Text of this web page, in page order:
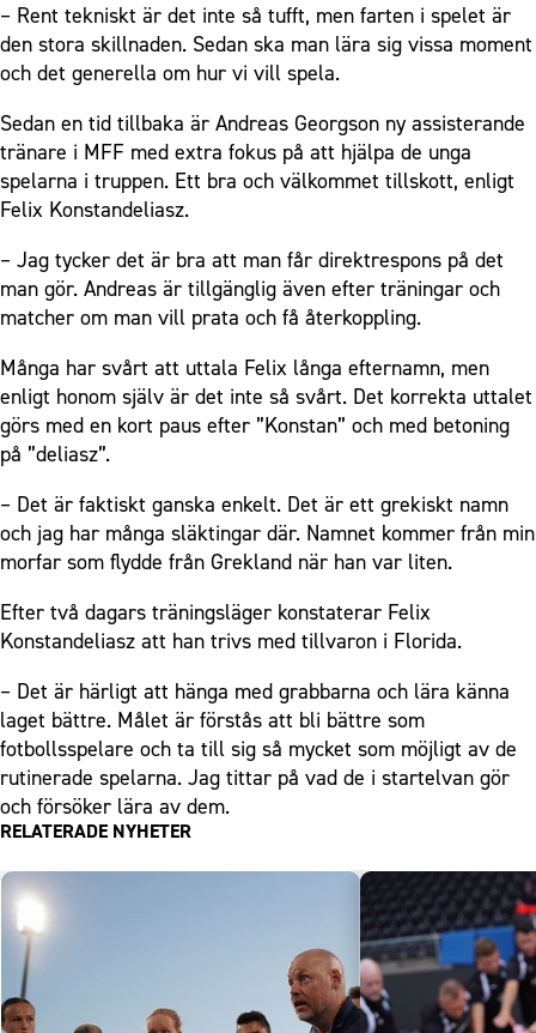
– Rent tekniskt är det inte så tufft, men farten i spelet är
den stora skillnaden. Sedan ska man lära sig vissa moment
och det generella om hur vi vill spela.
Sedan en tid tillbaka är Andreas Georgson ny assisterande
tränare i MFF med extra fokus på att hjälpa de unga
spelarna i truppen. Ett bra och välkommet tillskott, enligt
Felix Konstandeliasz.
– Jag tycker det är bra att man får direktrespons på det
man gör. Andreas är tillgänglig även efter träningar och
matcher om man vill prata och få återkoppling.
Många har svårt att uttala Felix långa efternamn, men
enligt honom själv är det inte så svårt. Det korrekta uttalet
görs med en kort paus efter ”Konstan” och med betoning
på ”deliasz”.
– Det är faktiskt ganska enkelt. Det är ett grekiskt namn
och jag har många släktingar där. Namnet kommer från min
morfar som flydde från Grekland när han var liten.
Efter två dagars träningsläger konstaterar Felix
Konstandeliasz att han trivs med tillvaron i Florida.
– Det är härligt att hänga med grabbarna och lära känna
laget bättre. Målet är förstås att bli bättre som
fotbollsspelare och ta till sig så mycket som möjligt av de
rutinerade spelarna. Jag tittar på vad de i startelvan gör
och försöker lära av dem.
RELATERADE NYHETER